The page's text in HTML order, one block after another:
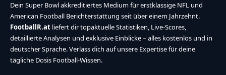
Dein Super Bowl akkreditiertes Medium für erstklassige NFL und
American Football Berichterstattung seit über einem Jahrzehnt.
FootballR.at liefert dir topaktuelle Statistiken, Live-Scores,
detaillierte Analysen und exklusive Einblicke – alles kostenlos und in
deutscher Sprache. Verlass dich auf unsere Expertise für deine
tägliche Dosis Football-Wissen.